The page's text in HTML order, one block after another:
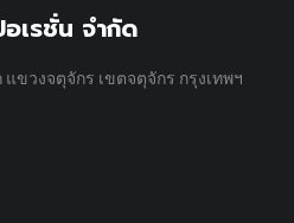
เรชั่น จำกัด
ขวงจตุจักร เขตจตุจักร กรุงเทพฯ